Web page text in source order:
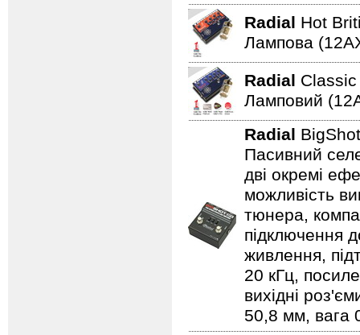
Radial Hot
Лампова
Radial
Ламповий
Radial
Пасивний
дві окремі
можливість
тюнера,
підключення
живлення,
20 кГц,
вихідні
50,8 мм, вага